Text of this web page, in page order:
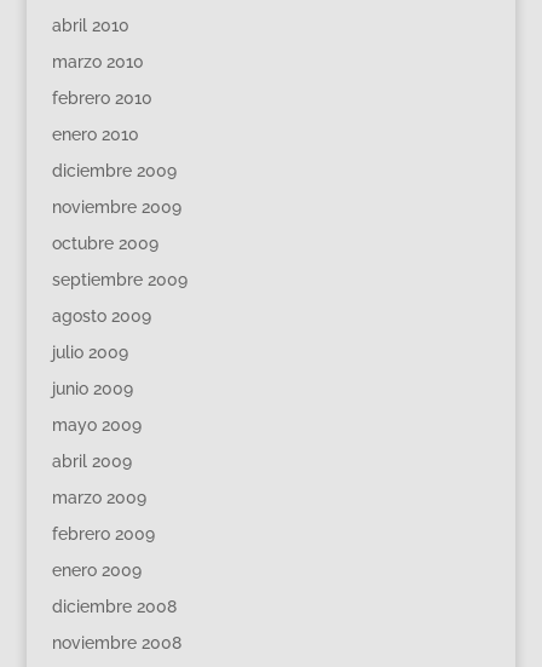
abril 2010
marzo 2010
febrero 2010
enero 2010
diciembre 2009
noviembre 2009
octubre 2009
septiembre 2009
agosto 2009
julio 2009
junio 2009
mayo 2009
abril 2009
marzo 2009
febrero 2009
enero 2009
diciembre 2008
noviembre 2008